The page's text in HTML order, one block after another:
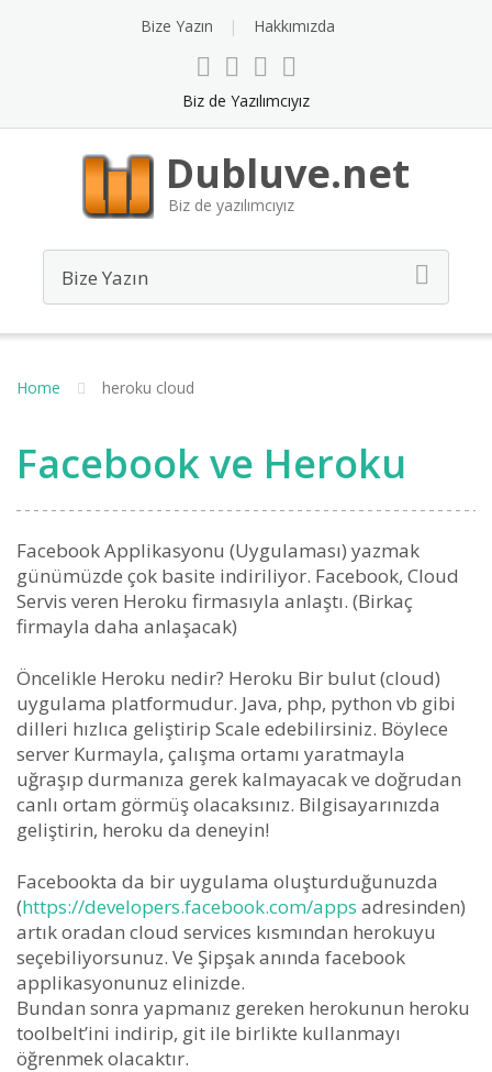
Bize Yazın Hakkımızda
Biz de Yazılımcıyız
Dubluve.net
Biz de yazılımcıyız
Home heroku cloud
Facebook ve Heroku
Facebook Applikasyonu (Uygulaması) yazmak
günümüzde çok basite indiriliyor. Facebook, Cloud
Servis veren Heroku firmasıyla anlaştı. (Birkaç
firmayla daha anlaşacak)
Öncelikle Heroku nedir? Heroku Bir bulut (cloud)
uygulama platformudur. Java, php, python vb gibi
dilleri hızlıca geliştirip Scale edebilirsiniz. Böylece
server Kurmayla, çalışma ortamı yaratmayla
uğraşıp durmanıza gerek kalmayacak ve doğrudan
canlı ortam görmüş olacaksınız. Bilgisayarınızda
geliştirin, heroku da deneyin!
Facebookta da bir uygulama oluşturduğunuzda
(https://developers.facebook.com/apps adresinden)
artık oradan cloud services kısmından herokuyu
seçebiliyorsunuz. Ve Şipşak anında facebook
applikasyonunuz elinizde.
Bundan sonra yapmanız gereken herokunun heroku
toolbelt’ini indirip, git ile birlikte kullanmayı
öğrenmek olacaktır.